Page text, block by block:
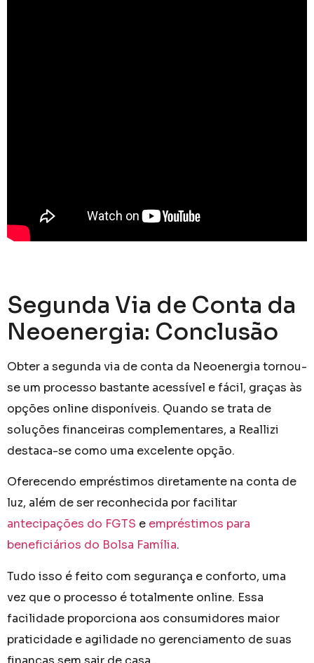
Segunda Via de Conta da
Neoenergia: Conclusão
Obter a segunda via de conta da Neoenergia tornou-
se um processo bastante acessível e fácil, graças às
opções online disponíveis. Quando se trata de
soluções financeiras complementares, a Reallizi
destaca-se como uma excelente opção.
Oferecendo empréstimos diretamente na conta de
luz, além de ser reconhecida por facilitar
antecipações do FGTS e empréstimos para
beneficiários do Bolsa Família.
Tudo isso é feito com segurança e conforto, uma
vez que o processo é totalmente online. Essa
facilidade proporciona aos consumidores maior
praticidade e agilidade no gerenciamento de suas